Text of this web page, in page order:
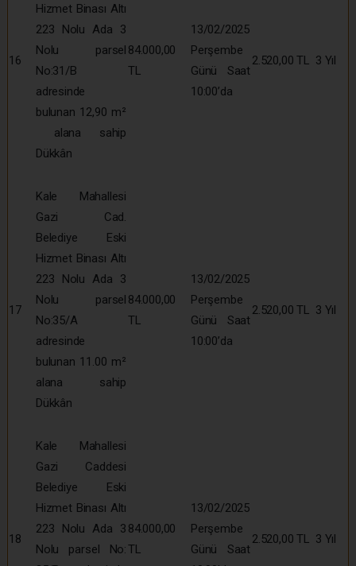
16
Hizmet Binası Altı
223 Nolu Ada 3
Nolu parsel
No:31/B
adresinde
bulunan 12,90 m²
alana sahip
Dükkân
84.000,00
TL
13/02/2025
Perşembe
Günü Saat
10:00’da
2.520,00 TL 3 Yıl
17
Kale Mahallesi
Gazi Cad.
Belediye Eski
Hizmet Binası Altı
223 Nolu Ada 3
Nolu parsel
No:35/A
adresinde
bulunan 11.00 m²
alana sahip
Dükkân
84.000,00
TL
13/02/2025
Perşembe
Günü Saat
10:00’da
2.520,00 TL 3 Yıl
18
Kale Mahallesi
Gazi Caddesi
Belediye Eski
Hizmet Binası Altı
223 Nolu Ada 3
Nolu parsel No:
84.000,00
TL
13/02/2025
Perşembe
Günü Saat
2.520,00 TL 3 Yıl